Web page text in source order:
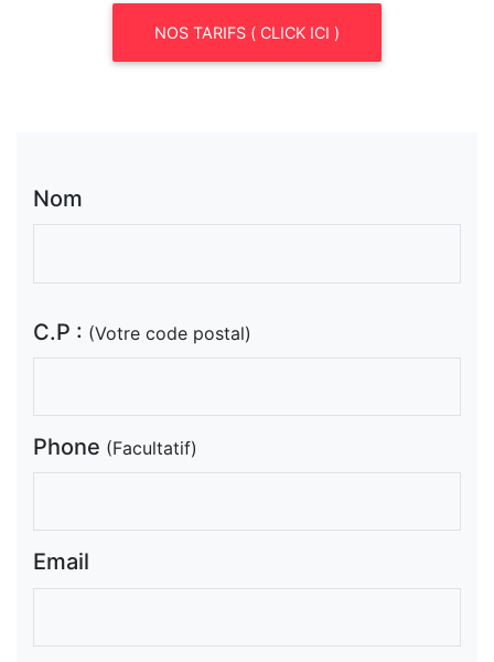
NOS TARIFS ( CLICK ICI )
Nom
C.P : (Votre code postal)
Phone (Facultatif)
Email